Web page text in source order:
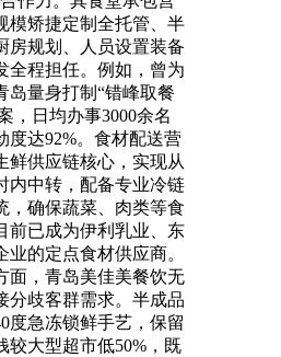
模矫捷定制全托管、半
房规划、人员设置装备
全程担任。例如，曾为
岛量身打制“错峰取餐
，日均办事3000余名
度达92%。食材配送营
鲜供应链核心，实现从
内中转，配备专业冷链
，确保蔬菜、肉类等食
前已成为伊利乳业、东
业的定点食材供应商。
面，青岛美佳美餐饮无
分歧客群需求。半成品
度急冻锁鲜手艺，保留
较大型超市低50%，既